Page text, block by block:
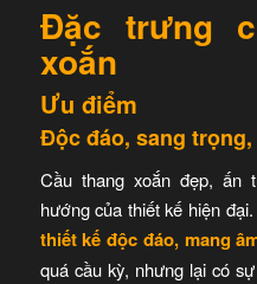
Đặc trưng
xoắn
Ưu điểm
Độc đáo, sang
Cầu thang xoắn đẹp, ấn
hướng của thiết kế hiện
thiết kế độc đáo, mang
quá cầu kỳ, nhưng lại có